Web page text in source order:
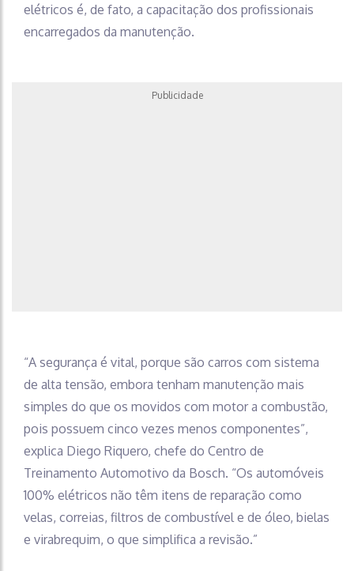
elétricos é, de fato, a capacitação dos profissionais
encarregados da manutenção.
Publicidade
“A segurança é vital, porque são carros com sistema
de alta tensão, embora tenham manutenção mais
simples do que os movidos com motor a combustão,
pois possuem cinco vezes menos componentes”,
explica Diego Riquero, chefe do Centro de
Treinamento Automotivo da Bosch. “Os automóveis
100% elétricos não têm itens de reparação como
velas, correias, filtros de combustível e de óleo, bielas
e virabrequim, o que simplifica a revisão.”